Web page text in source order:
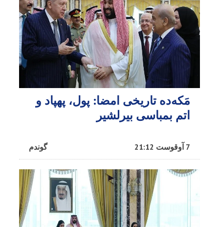
مَکه‌ده تاریخی امضا: پول، پهپاد و
اتم بمباسی بیرلشیر
گوندم 7 آوقوست 21:12